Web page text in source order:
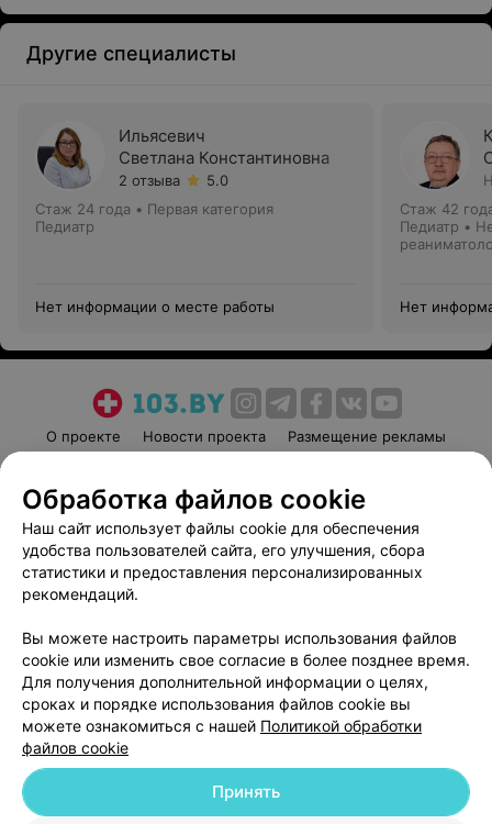
Другие специалисты
Ильясевич
Светлана Константиновна
2 отзыва
5.0
Стаж 24 года • Первая категория
Педиатр
Нет информации о месте работы
Стаж 42
Педиатр •
Нет
О проекте Новости проекта
Размещение рекламы
Пользовательское соглашение
Способы оплаты
Вакансии
Партнеры
Написать руководителю 103.by
Обработка персональных данных
© 2026 ООО «Артокс Лаб», УНП 191700409
| 220012, Республика Беларусь,
Обработка файлов cookie
Наш сайт использует файлы cookie для обеспечения
удобства пользователей сайта, его улучшения, сбора
статистики и предоставления персонализированных
рекомендаций.
Вы можете настроить параметры использования файлов
cookie или изменить свое согласие в более позднее время.
Для получения дополнительной информации о целях,
сроках и порядке использования файлов cookie вы
можете ознакомиться с нашей Политикой обработки
файлов cookie
Принять